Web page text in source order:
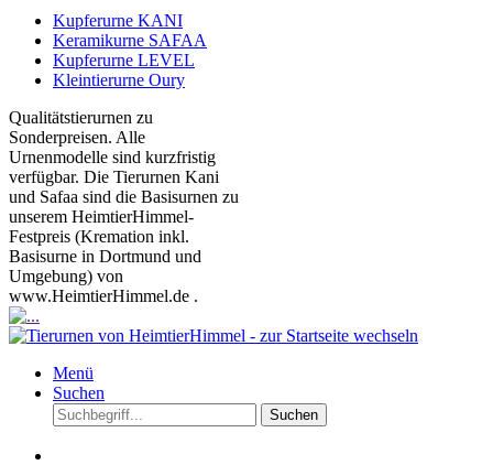
Kupferurne KANI
Keramikurne SAFAA
Kupferurne LEVEL
Kleintierurne Oury
Qualitätstierurnen zu
Sonderpreisen. Alle
Urnenmodelle sind kurzfristig
verfügbar. Die Tierurnen Kani
und Safaa sind die Basisurnen zu
unserem HeimtierHimmel-
Festpreis (Kremation inkl.
Basisurne in Dortmund und
Umgebung) von
www.HeimtierHimmel.de .
Menü
Suchen
Suchen